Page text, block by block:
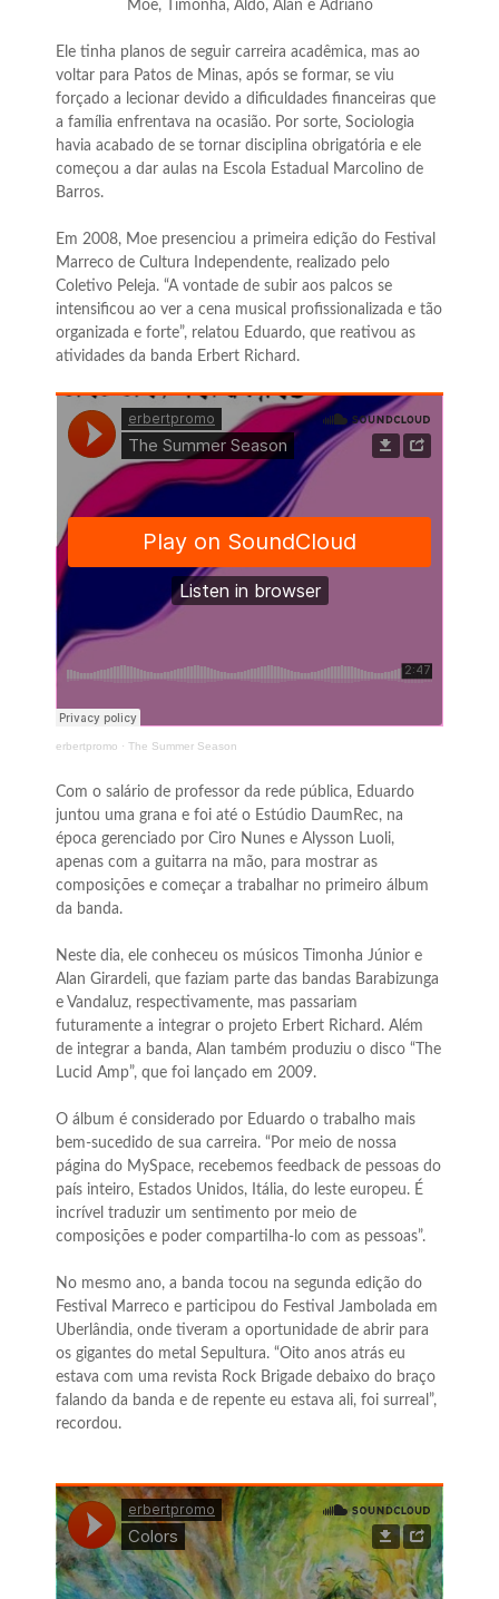
Moe, Timonha, Aldo, Alan e Adriano
Ele tinha planos de seguir carreira acadêmica, mas ao
voltar para Patos de Minas, após se formar, se viu
forçado a lecionar devido a dificuldades financeiras que
a família enfrentava na ocasião. Por sorte, Sociologia
havia acabado de se tornar disciplina obrigatória e ele
começou a dar aulas na Escola Estadual Marcolino de
Barros.
Em 2008, Moe presenciou a primeira edição do Festival
Marreco de Cultura Independente, realizado pelo
Coletivo Peleja. “A vontade de subir aos palcos se
intensificou ao ver a cena musical profissionalizada e tão
organizada e forte”, relatou Eduardo, que reativou as
atividades da banda Erbert Richard.
erbertpromo · The Summer Season
Com o salário de professor da rede pública, Eduardo
juntou uma grana e foi até o Estúdio DaumRec, na
época gerenciado por Ciro Nunes e Alysson Luoli,
apenas com a guitarra na mão, para mostrar as
composições e começar a trabalhar no primeiro álbum
da banda.
Neste dia, ele conheceu os músicos Timonha Júnior e
Alan Girardeli, que faziam parte das bandas Barabizunga
e Vandaluz, respectivamente, mas passariam
futuramente a integrar o projeto Erbert Richard. Além
de integrar a banda, Alan também produziu o disco “The
Lucid Amp”, que foi lançado em 2009.
O álbum é considerado por Eduardo o trabalho mais
bem-sucedido de sua carreira. “Por meio de nossa
página do MySpace, recebemos feedback de pessoas do
país inteiro, Estados Unidos, Itália, do leste europeu. É
incrível traduzir um sentimento por meio de
composições e poder compartilha-lo com as pessoas”.
No mesmo ano, a banda tocou na segunda edição do
Festival Marreco e participou do Festival Jambolada em
Uberlândia, onde tiveram a oportunidade de abrir para
os gigantes do metal Sepultura. “Oito anos atrás eu
estava com uma revista Rock Brigade debaixo do braço
falando da banda e de repente eu estava ali, foi surreal”,
recordou.